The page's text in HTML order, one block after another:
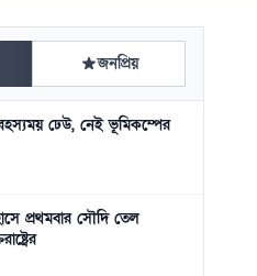
জনপ্রিয়
ঢেউ, নেই ভূমিকম্পের
প্রথমবার সৌদি তেল